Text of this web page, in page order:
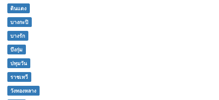
ดินแดง
บางกะปิ
บางรัก
บึงกุ่ม
ปทุมวัน
ราชเทวี
วังทองหลาง